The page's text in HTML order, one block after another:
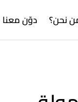
نحن؟ دوّن معنا